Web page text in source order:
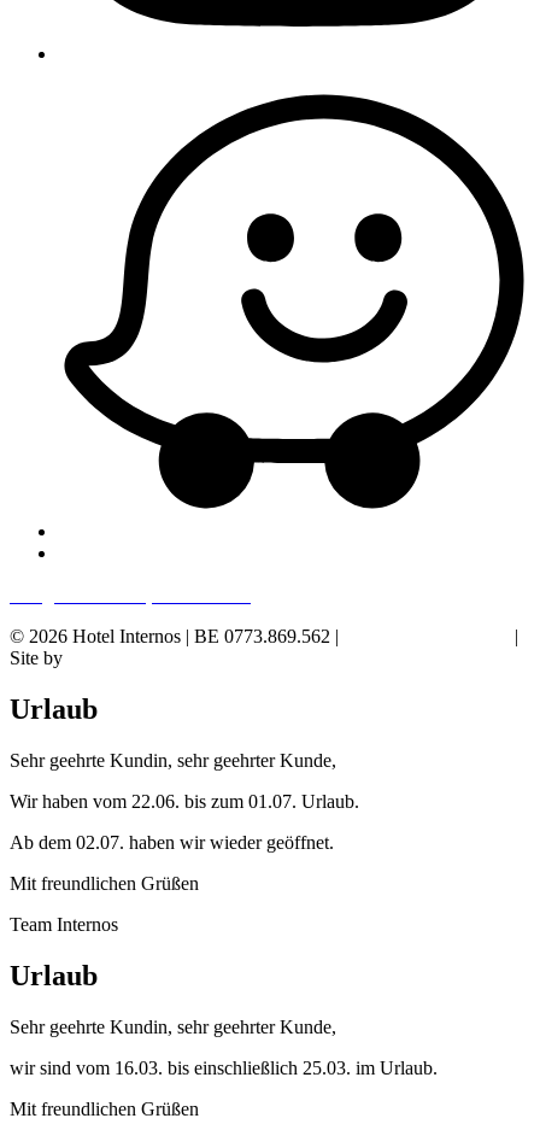
© 2026 Hotel Internos | BE 0773.869.562 |
|
Site by
Urlaub
Sehr geehrte Kundin, sehr geehrter Kunde,
Wir haben vom 22.06. bis zum 01.07. Urlaub.
Ab dem 02.07. haben wir wieder geöffnet.
Mit freundlichen Grüßen
Team Internos
Urlaub
Sehr geehrte Kundin, sehr geehrter Kunde,
wir sind vom 16.03. bis einschließlich 25.03. im Urlaub.
Mit freundlichen Grüßen